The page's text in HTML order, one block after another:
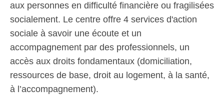
aux personnes en difficulté financière ou fragilisées
socialement. Le centre offre 4 services d'action
sociale à savoir une écoute et un
accompagnement par des professionnels, un
accès aux droits fondamentaux (domiciliation,
ressources de base, droit au logement, à la santé,
à l’accompagnement).